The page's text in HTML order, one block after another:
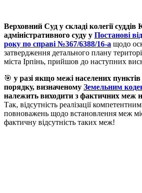
Верховний Суд у складі колегії суддів
адміністративного суду у Постанові
року по справі №367/6388/16-а щодо
затвердження детального плану
міста Ірпінь, прийшов до наступних
🎯 у разі якщо межі населених пунктів
порядку, визначеному Земельним
належить виходити з фактичних меж
Так, відсутність реалізації
повноважень щодо встановлення меж
фактичну відсутність таких меж!